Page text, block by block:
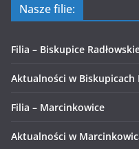
Nasze filie:
Filia – Biskupice
Aktualności w Biskupicach
Filia – Marcinkowice
Aktualności w